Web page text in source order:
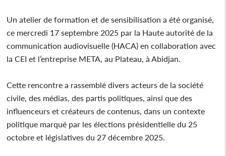
Un atelier de formation et de sensibilisation a été organisé,
ce mercredi 17 septembre 2025 par la Haute autorité de la
communication audiovisuelle (HACA) en collaboration avec
la CEI et l’entreprise META, au Plateau, à Abidjan.
Cette rencontre a rassemblé divers acteurs de la société
civile, des médias, des partis politiques, ainsi que des
influenceurs et créateurs de contenus, dans un contexte
politique marqué par les élections présidentielle du 25
octobre et législatives du 27 décembre 2025.